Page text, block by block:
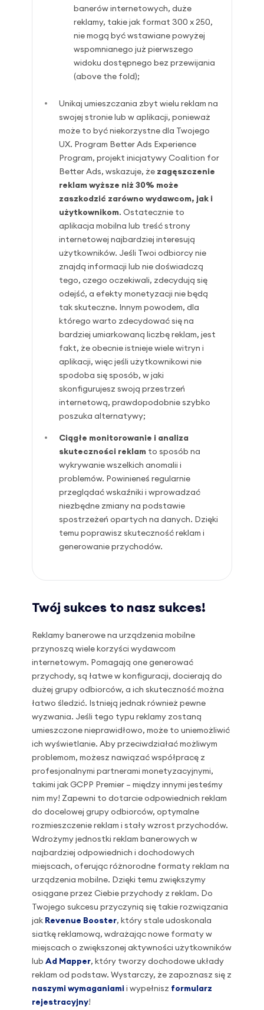
banerów internetowych, duże
reklamy, takie jak format 300 x 250,
nie mogą być wstawiane powyżej
wspomnianego już pierwszego
widoku dostępnego bez przewijania
(above the fold);
Unikaj umieszczania zbyt wielu reklam na
swojej stronie lub w aplikacji, ponieważ
może to być niekorzystne dla Twojego
UX. Program Better Ads Experience
Program, projekt inicjatywy Coalition for
Better Ads, wskazuje, że zagęszczenie
reklam wyższe niż 30% może
zaszkodzić zarówno wydawcom, jak i
użytkownikom. Ostatecznie to
aplikacja mobilna lub treść strony
internetowej najbardziej interesują
użytkowników. Jeśli Twoi odbiorcy nie
znajdą informacji lub nie doświadczą
tego, czego oczekiwali, zdecydują się
odejść, a efekty monetyzacji nie będą
tak skuteczne. Innym powodem, dla
którego warto zdecydować się na
bardziej umiarkowaną liczbę reklam, jest
fakt, że obecnie istnieje wiele witryn i
aplikacji, więc jeśli użytkownikowi nie
spodoba się sposób, w jaki
skonfigurujesz swoją przestrzeń
internetową, prawdopodobnie szybko
poszuka alternatywy;
Ciągłe monitorowanie i analiza
skuteczności reklam to sposób na
wykrywanie wszelkich anomalii i
problemów. Powinieneś regularnie
przeglądać wskaźniki i wprowadzać
niezbędne zmiany na podstawie
spostrzeżeń opartych na danych. Dzięki
temu poprawisz skuteczność reklam i
generowanie przychodów.
Twój sukces to nasz sukces!
Reklamy banerowe na urządzenia mobilne
przynoszą wiele korzyści wydawcom
internetowym. Pomagają one generować
przychody, są łatwe w konfiguracji, docierają do
dużej grupy odbiorców, a ich skuteczność można
łatwo śledzić. Istnieją jednak również pewne
wyzwania. Jeśli tego typu reklamy zostaną
umieszczone nieprawidłowo, może to uniemożliwić
ich wyświetlanie. Aby przeciwdziałać możliwym
problemom, możesz nawiązać współpracę z
profesjonalnymi partnerami monetyzacyjnymi,
takimi jak GCPP Premier – między innymi jesteśmy
nim my! Zapewni to dotarcie odpowiednich reklam
do docelowej grupy odbiorców, optymalne
rozmieszczenie reklam i stały wzrost przychodów.
Wdrożymy jednostki reklam banerowych w
najbardziej odpowiednich i dochodowych
miejscach, oferując różnorodne formaty reklam na
urządzenia mobilne. Dzięki temu zwiększymy
osiągane przez Ciebie przychody z reklam. Do
Twojego sukcesu przyczynią się takie rozwiązania
jak Revenue Booster, który stale udoskonala
siatkę reklamową, wdrażając nowe formaty w
miejscach o zwiększonej aktywności użytkowników
lub Ad Mapper, który tworzy dochodowe układy
reklam od podstaw. Wystarczy, że zapoznasz się z
naszymi wymaganiami i wypełnisz formularz
rejestracyjny!